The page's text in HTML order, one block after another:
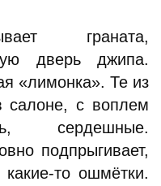
граната,
дверь джипа.
«лимонка». Те из
салоне, с воплем
сердешные.
подпрыгивает,
то ошмётки.